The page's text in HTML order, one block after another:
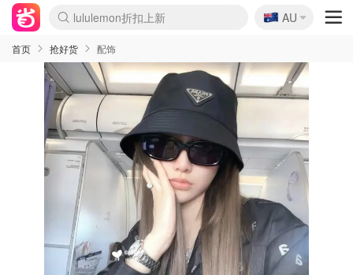
lululemon折扣上新
Sasa美妆护肤3.5折
SSENSE年中3折
FreshBeauty好价汇总
Cettire降价+叠9折
Farfetch折上8折
WWS Coles超市实拍
viagogo二手票捡漏
Myer清仓1折起
The Outnet奢牌1折起
David Jones 3折起
Flannels大牌1折
Perfumes Club护肤1折
AMIRO返校季6.2折
Oweek抽奖送Airpods
Amazon折扣汇总
eToro入金$200送$50
Amazon数码好物
ICONIC本周7.5折
ThedoubleF高奢地板价
Moose Knuckles 6折
丝芙兰5折起
EUFY官网3.7折起
Selenichast首饰2折
Trip机票酒店促销
YSL送5件彩妆礼
Amazon家居好物
BIGBANG巡演开票
David Jones时尚3折
Amazon美妆护肤
雅漾大喷$8
过敏原检测盒$33
伊索独家赠50ml沐浴露
科颜氏清仓3折
SEALIFE海洋馆门票6折
丝塔芙大白罐$16
订阅Newsletter送香薰
Cult Beauty 6.8折
Harrods圣诞日历2.3折
LN-CC奢牌私促3折
d'Alba空姐喷雾$16
EVE LOM套装逆天2折
Bernardelli独家4折
Adore Beauty 6折起
CT圣诞日历
Mytheresa奢品2.7折
Luxury Escapes 9折
Currentbody美容仪9折
MOON Garden Live
ALLSAINTS美衣3折
Roborock扫地机3.7折
Tingo Life水杯$24
Valentino官网5折
CR洗发护发6.3折
🇦🇺
AU
首页 抢好货 配饰